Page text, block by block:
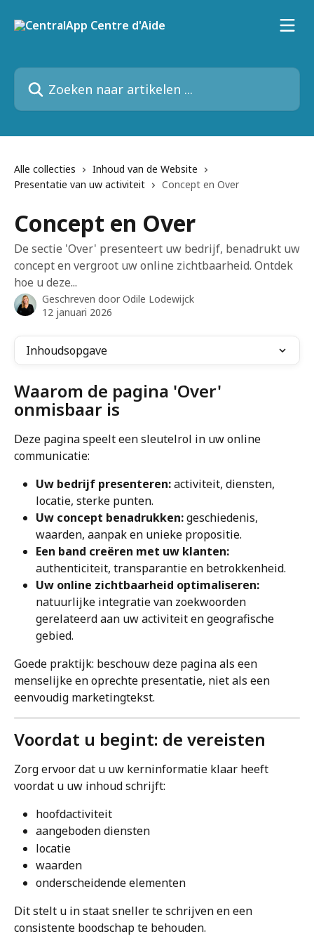
Zoeken naar artikelen ...
Alle collecties
Inhoud van de Website
Presentatie van uw activiteit
Concept en Over
Concept en Over
De sectie 'Over' presenteert uw bedrijf, benadrukt uw
concept en vergroot uw online zichtbaarheid. Ontdek
hoe u deze...
Geschreven door Odile Lodewijck
12 januari 2026
Inhoudsopgave
Waarom de pagina 'Over'
onmisbaar is
Deze pagina speelt een sleutelrol in uw online
communicatie:
Uw bedrijf presenteren: activiteit, diensten,
locatie, sterke punten.
Uw concept benadrukken: geschiedenis,
waarden, aanpak en unieke propositie.
Een band creëren met uw klanten:
authenticiteit, transparantie en betrokkenheid.
Uw online zichtbaarheid optimaliseren:
natuurlijke integratie van zoekwoorden
gerelateerd aan uw activiteit en geografische
gebied.
Goede praktijk: beschouw deze pagina als een
menselijke en oprechte presentatie, niet als een
eenvoudig marketingtekst.
Voordat u begint: de vereisten
Zorg ervoor dat u uw kerninformatie klaar heeft
voordat u uw inhoud schrijft:
hoofdactiviteit
aangeboden diensten
locatie
waarden
onderscheidende elementen
Dit stelt u in staat sneller te schrijven en een
consistente boodschap te behouden.